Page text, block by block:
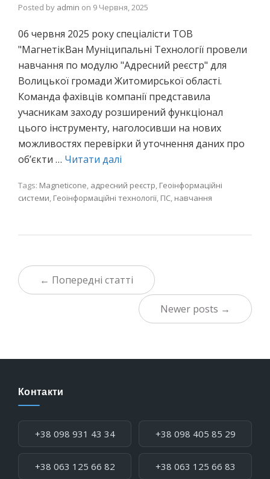
Posted by admin on 9 Червня, 2025
06 червня 2025 року спеціалісти ТОВ
"МагнетікВан Муніципальні Технології провели
навчання по модулю "Адресний реєстр" для
Волицької громади Житомирської області.
Команда фахівців компанії представила
учасникам заходу розширений функціонал
цього інструменту, наголосивши на нових
можливостях перевірки й уточнення даних про
об’єкти … Читати далі
Tags: Magneticone, адресний реєстр, Геоінформаційні
системи, Геоінформаційні технології, ГІС, навчання
← Попередні статті
Newer posts →
Контакти
+38 098 931 43 34 +38 098 405 85 29
+38 063 125 66 82 +38 063 125 66 83